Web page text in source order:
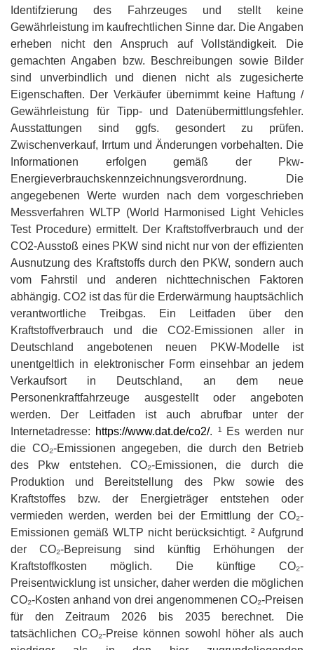
Identifzierung des Fahrzeuges und stellt keine
Gewährleistung im kaufrechtlichen Sinne dar. Die Angaben
erheben nicht den Anspruch auf Vollständigkeit. Die
gemachten Angaben bzw. Beschreibungen sowie Bilder
sind unverbindlich und dienen nicht als zugesicherte
Eigenschaften. Der Verkäufer übernimmt keine Haftung /
Gewährleistung für Tipp- und Datenübermittlungsfehler.
Ausstattungen sind ggfs. gesondert zu prüfen.
Zwischenverkauf, Irrtum und Änderungen vorbehalten. Die
Informationen erfolgen gemäß der Pkw-
Energieverbrauchskennzeichnungsverordnung. Die
angegebenen Werte wurden nach dem vorgeschrieben
Messverfahren WLTP (World Harmonised Light Vehicles
Test Procedure) ermittelt. Der Kraftstoffverbrauch und der
CO2-Ausstoß eines PKW sind nicht nur von der effizienten
Ausnutzung des Kraftstoffs durch den PKW, sondern auch
vom Fahrstil und anderen nichttechnischen Faktoren
abhängig. CO2 ist das für die Erderwärmung hauptsächlich
verantwortliche Treibgas. Ein Leitfaden über den
Kraftstoffverbrauch und die CO2-Emissionen aller in
Deutschland angebotenen neuen PKW-Modelle ist
unentgeltlich in elektronischer Form einsehbar an jedem
Verkaufsort in Deutschland, an dem neue
Personenkraftfahrzeuge ausgestellt oder angeboten
werden. Der Leitfaden ist auch abrufbar unter der
Internetadresse: https://www.dat.de/co2/. ¹ Es werden nur
die CO₂-Emissionen angegeben, die durch den Betrieb
des Pkw entstehen. CO₂-Emissionen, die durch die
Produktion und Bereitstellung des Pkw sowie des
Kraftstoffes bzw. der Energieträger entstehen oder
vermieden werden, werden bei der Ermittlung der CO₂-
Emissionen gemäß WLTP nicht berücksichtigt. ² Aufgrund
der CO₂-Bepreisung sind künftig Erhöhungen der
Kraftstoffkosten möglich. Die künftige CO₂-
Preisentwicklung ist unsicher, daher werden die möglichen
CO₂-Kosten anhand von drei angenommenen CO₂-Preisen
für den Zeitraum 2026 bis 2035 berechnet. Die
tatsächlichen CO₂-Preise können sowohl höher als auch